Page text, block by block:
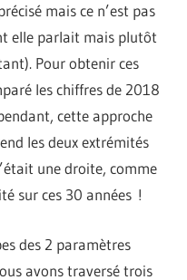
mais ce n’est pas
elle parlait mais plutôt
Pour obtenir ces
les chiffres de 2018
cette approche
les deux extrémités
une droite, comme
sur ces 30 années !
des 2 paramètres
avons traversé trois